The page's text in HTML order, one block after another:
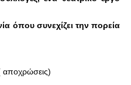
όπου συνεχίζει την πορεία
αποχρώσεις)